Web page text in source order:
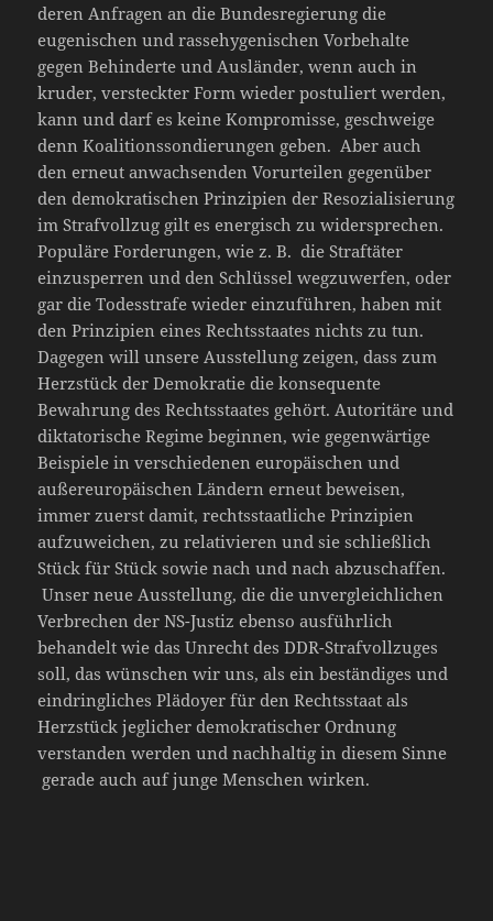
deren Anfragen an die Bundesregierung die
eugenischen und rassehygenischen Vorbehalte
gegen Behinderte und Ausländer, wenn auch in
kruder, versteckter Form wieder postuliert werden,
kann und darf es keine Kompromisse, geschweige
denn Koalitionssondierungen geben. Aber auch
den erneut anwachsenden Vorurteilen gegenüber
den demokratischen Prinzipien der Resozialisierung
im Strafvollzug gilt es energisch zu widersprechen.
Populäre Forderungen, wie z. B. die Straftäter
einzusperren und den Schlüssel wegzuwerfen, oder
gar die Todesstrafe wieder einzuführen, haben mit
den Prinzipien eines Rechtsstaates nichts zu tun.
Dagegen will unsere Ausstellung zeigen, dass zum
Herzstück der Demokratie die konsequente
Bewahrung des Rechtsstaates gehört. Autoritäre und
diktatorische Regime beginnen, wie gegenwärtige
Beispiele in verschiedenen europäischen und
außereuropäischen Ländern erneut beweisen,
immer zuerst damit, rechtsstaatliche Prinzipien
aufzuweichen, zu relativieren und sie schließlich
Stück für Stück sowie nach und nach abzuschaffen.
Unser neue Ausstellung, die die unvergleichlichen
Verbrechen der NS-Justiz ebenso ausführlich
behandelt wie das Unrecht des DDR-Strafvollzuges
soll, das wünschen wir uns, als ein beständiges und
eindringliches Plädoyer für den Rechtsstaat als
Herzstück jeglicher demokratischer Ordnung
verstanden werden und nachhaltig in diesem Sinne
gerade auch auf junge Menschen wirken.